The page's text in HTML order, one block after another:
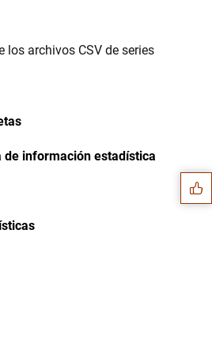
los archivos CSV de series
de información estadística Sugerencias